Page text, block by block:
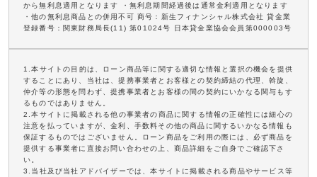
から無利息適用となります ・無利息期間経過後は通常金利適用となります
・他の無利息商品との併用不可 商号：新生フィナンシャル株式会社 貸金業
登録番号：関東財務局長(11) 第01024号 日本貸金業協会会員第000003号
1.本サイトの目的は、ローン商品等に関する適切な情報と選択の機会を提供
することにあり、当社は、提携事業者とお客様との契約締結の代理、斡旋、
仲介等の形態を問わず、提携事業者とお客様の間の契約にいかなる関与もす
るものではありません。
2.本サイトに掲載される他の事業者の商品に関する情報の正確性には細心の
注意を払っていますが、金利、手数料その他の商品に関するいかなる情報も
保証するものではございません。ローン商品をご利用の際には、必ず商品を
提供する事業者に直接お問い合わせの上、商品詳細をご自身でご確認下さ
い。
3.当社及び当社アドバイザーでは、本サイトに掲載される商品やサービス等